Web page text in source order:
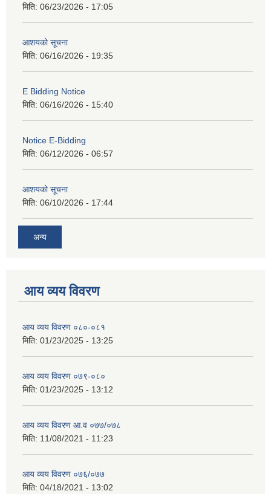
मिति: 06/23/2026 - 17:05
आशयको सूचना
मिति: 06/16/2026 - 19:35
E Bidding Notice
मिति: 06/16/2026 - 15:40
Notice E-Bidding
मिति: 06/12/2026 - 06:57
आशयको सूचना
मिति: 06/10/2026 - 17:44
अन्य
आय व्यय विवरण
आय व्यय विवरण ०८०-०८१
मिति: 01/23/2025 - 13:25
आय व्यय विवरण ०७९-०८०
मिति: 01/23/2025 - 13:12
आय व्यय विवरण आ.व ०७७/०७८
मिति: 11/08/2021 - 11:23
आय व्यय विवरण ०७६/०७७
मिति: 04/18/2021 - 13:02